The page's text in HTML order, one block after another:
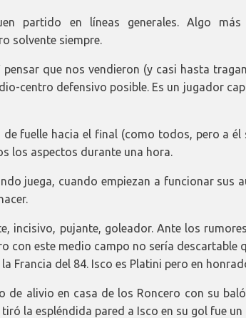
partido en líneas generales. Algo
solvente siempre.
pensar que nos vendieron (y casi hasta
centro defensivo posible. Es un jugador
fuelle hacia el final (como todos, pero a
los aspectos durante una hora.
juega, cuando empiezan a funcionar sus
incisivo, pujante, goleador. Ante los
con este medio campo no sería
Francia del 84. Isco es Platini pero en
de alivio en casa de los Roncero con su
tiró la espléndida pared a Isco en su gol fue